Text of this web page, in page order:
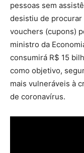
pessoas sem
desistiu de
vouchers (cupons)
ministro da
consumirá R$ 15
como objetivo,
mais vulneráveis à
de coronavírus.